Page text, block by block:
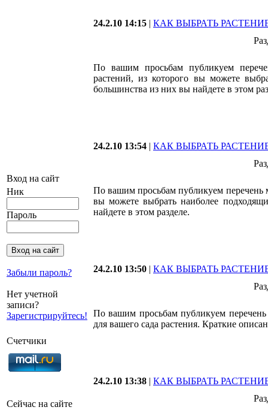
Вход на сайт
Ник
Пароль
Забыли пароль?
Нет учетной
записи?
Зарегистрируйтесь!
Счетчики
Сейчас на сайте
24.2.10 14:15 | КАК ВЫБРАТЬ
По вашим просьбам публикуем
растений, из которого вы можете
большинства из них вы найдете в этом
24.2.10 13:54 | КАК ВЫБРАТЬ
По вашим просьбам публикуем перечень
вы можете выбрать наиболее
найдете в этом разделе.
24.2.10 13:50 | КАК ВЫБРАТЬ
По вашим просьбам публикуем перечень
для вашего сада растения. Краткие
24.2.10 13:38 | КАК ВЫБРАТЬ